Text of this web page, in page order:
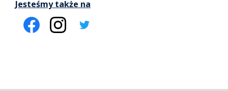
Jesteśmy także na